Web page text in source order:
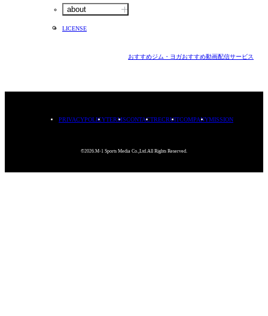
about
LICENSE
おすすめジム・ヨガおすすめ動画配信サービス
PRIVACYPOLICYTERMSCONTACTRECRUITCOMPANYMISSION
©2026.M-1 Sports Media Co.,Ltd.All Rights Reserved.